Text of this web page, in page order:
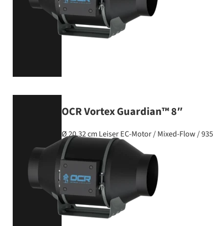
OCR Vortex Guardian™ 8″
Ø 20,32 cm Leiser EC-Motor / Mixed-Flow / 935
PRODUKT ANSEHEN